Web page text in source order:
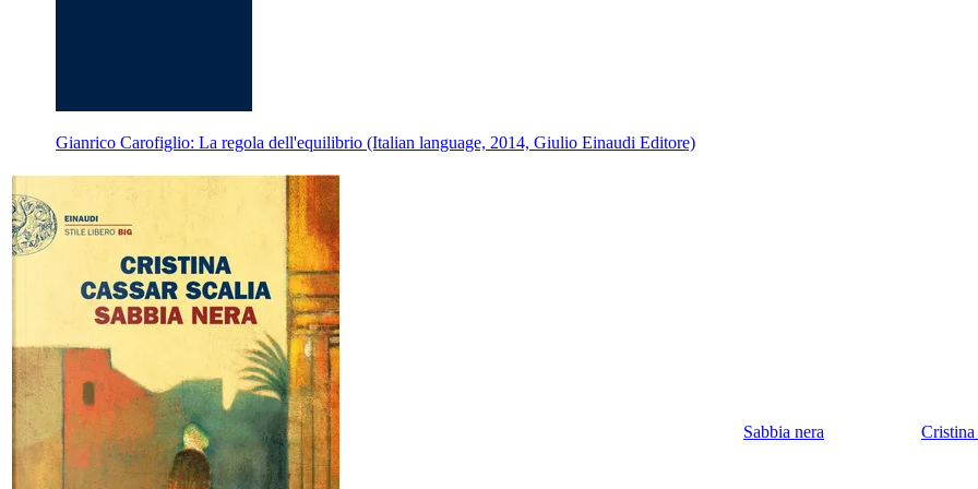
Gianrico Carofiglio: La regola dell'equilibrio (Italian language, 2014, Giulio Einaudi Editore)
Sabbia nera Cristina